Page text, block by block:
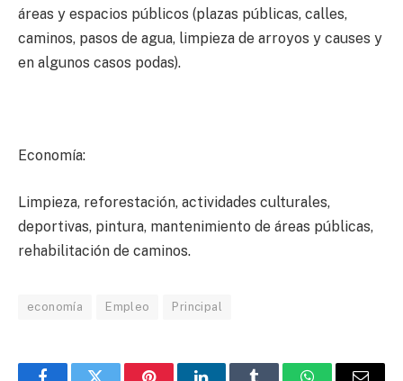
áreas y espacios públicos (plazas públicas, calles,
caminos, pasos de agua, limpieza de arroyos y causes y
en algunos casos podas).
Economía:
Limpieza, reforestación, actividades culturales,
deportivas, pintura, mantenimiento de áreas públicas,
rehabilitación de caminos.
economía Empleo Principal